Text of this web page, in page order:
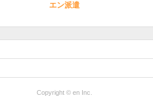
エン派遣
Copyright © en Inc.